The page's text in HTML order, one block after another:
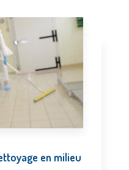
en milieu